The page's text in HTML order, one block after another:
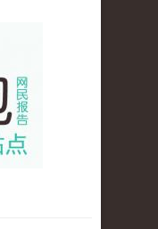
120814.jpg